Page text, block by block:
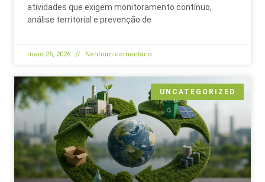
atividades que exigem monitoramento contínuo,
análise territorial e prevenção de
maio 26, 2026 Nenhum comentário
UNCATEGORIZED